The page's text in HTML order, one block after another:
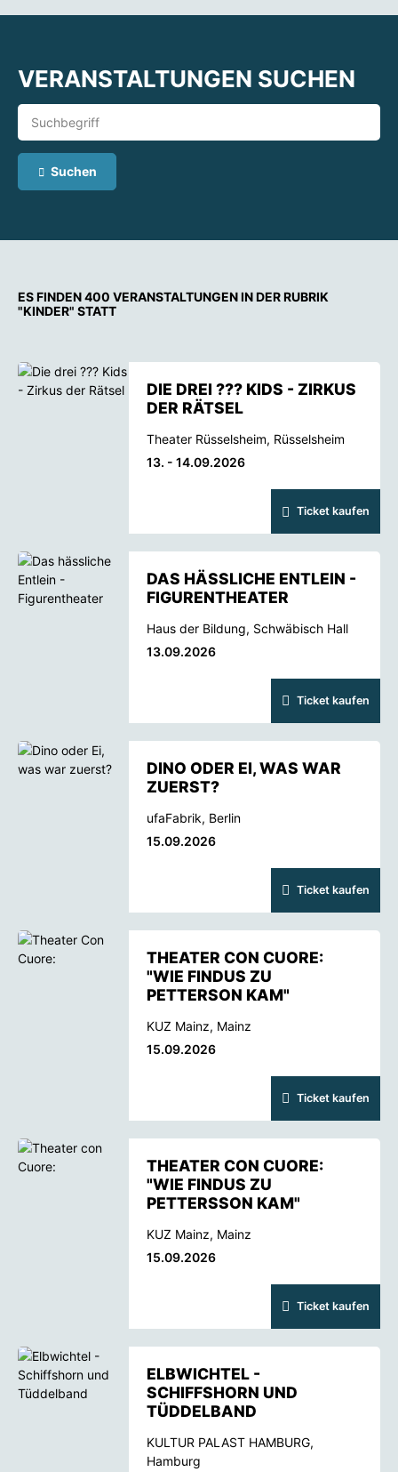
VERANSTALTUNGEN SUCHEN
Suchen
ES FINDEN 400 VERANSTALTUNGEN IN DER RUBRIK
"KINDER" STATT
DIE DREI ??? KIDS - ZIRKUS
DER RÄTSEL
Theater Rüsselsheim, Rüsselsheim
13. - 14.09.2026
Ticket kaufen
DAS HÄSSLICHE ENTLEIN -
FIGURENTHEATER
Haus der Bildung, Schwäbisch Hall
13.09.2026
Ticket kaufen
DINO ODER EI, WAS WAR
ZUERST?
ufaFabrik, Berlin
15.09.2026
Ticket kaufen
THEATER CON CUORE:
"WIE FINDUS ZU
PETTERSON KAM"
KUZ Mainz, Mainz
15.09.2026
Ticket kaufen
THEATER CON CUORE:
"WIE FINDUS ZU
PETTERSSON KAM"
KUZ Mainz, Mainz
15.09.2026
Ticket kaufen
ELBWICHTEL -
SCHIFFSHORN UND
TÜDDELBAND
KULTUR PALAST HAMBURG,
Hamburg